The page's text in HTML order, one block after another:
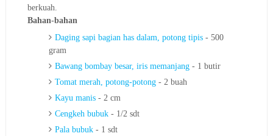
berkuah.
Bahan-bahan
Daging sapi bagian has dalam, potong tipis- 500
gram
Bawang bombay besar, iris memanjang- 1 butir
Tomat merah, potong-potong- 2 buah
Kayu manis - 2 cm
Cengkeh bubuk - 1/2 sdt
Pala bubuk- 1 sdt